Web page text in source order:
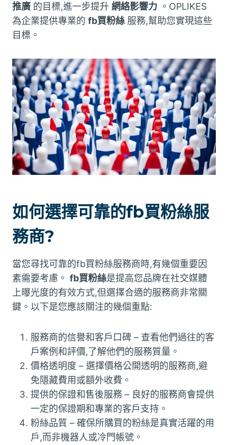
推廣 的目標,進一步提升 網絡影響力 。OPLIKES
為企業提供專業的 fb買粉絲 服務,幫助您實現這些
目標。
如何選擇可靠的fb買粉絲服
務商?
當您尋找可靠的fb買粉絲服務商時,有幾個重要因
素需要考慮。 fb買粉絲是提高您品牌在社交媒體
上曝光度的有效方式,但選擇合適的服務商非常關
鍵。以下是您應該關注的幾個重點:
服務商的信譽和客戶口碑 – 查看他們過往的客
戶案例和評價,了解他們的服務質量。
價格透明度 – 選擇價格公開透明的服務商,避
免隱藏費用或額外收費。
提供的保證和售後服務 – 良好的服務商會提供
一定的保證期和專業的客戶支持。
粉絲品質 – 確保所購買的粉絲是真實活躍的用
戶,而非機器人或冷門帳號。